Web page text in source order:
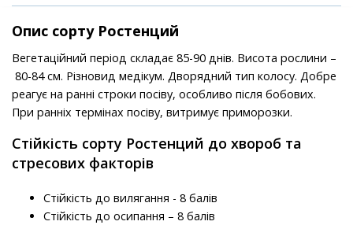
Опис сорту Ростенций
Вегетаційний період складає 85-90 днів. Висота рослини –
80-84 см. Різновид медікум. Дворядний тип колосу. Добре
реагує на ранні строки посіву, особливо після бобових.
При ранніх термінах посіву, витримує приморозки.
Стійкість сорту Ростенций до хвороб та
стресових факторів
Стійкість до вилягання - 8 балів
Стійкість до осипання – 8 балів